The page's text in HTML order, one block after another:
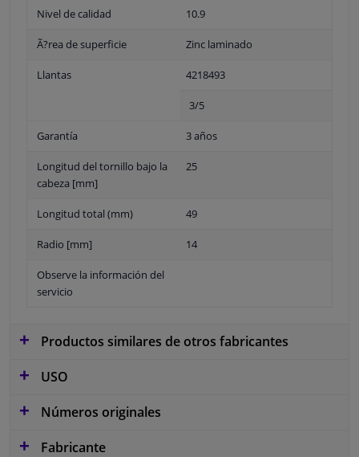
Nivel de calidad 10.9
Ã?rea de superficie Zinc laminado
Llantas 4218493
3/5
Garantía 3 años
Longitud del tornillo bajo la
cabeza [mm]
25
Longitud total (mm) 49
Radio [mm] 14
Observe la información del
servicio
Productos similares de otros fabricantes
USO
Números originales
Fabricante